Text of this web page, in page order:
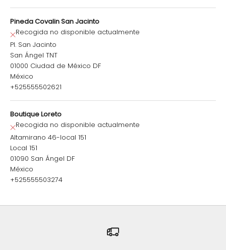
Pineda Covalin San Jacinto
Recogida no disponible actualmente
Pl. San Jacinto
San Ángel TNT
01000 Ciudad de México DF
México
+525555502621
Boutique Loreto
Recogida no disponible actualmente
Altamirano 46-local 151
Local 151
01090 San Ángel DF
México
+525555503274